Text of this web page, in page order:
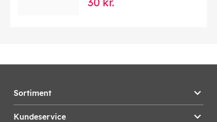
Sortiment
Kundeservice